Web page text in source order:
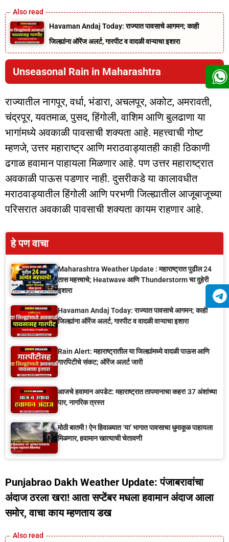
Havaman Andaj Today: राज्यात पावसाचे आगमन; काही
जिल्ह्यांना ऑरेंज अलर्ट, गारपीट व वादळी वाऱ्याचा इशारा
Unseasonal Rain in Maharashtra
राज्यातील नागपूर, वर्धा, भंडारा, अचलपूर, अकोट, अमरावती,
चंद्रपूर, यवतमाळ, पुसद, हिंगोली, वाशिम आणि बुलढाणा या
भागांमध्ये अवकाळी पावसाची शक्यता आहे. महत्त्वाची गोष्ट
म्हणजे, उत्तर महाराष्ट्र आणि मराठवाड्यातही काही ठिकाणी
ढगाळ हवामान पाहायला मिळणार आहे. पण उत्तर महाराष्ट्रात
अवकाळी पाऊस पडणार नाही. दुसरीकडे या कालावधीत
मराठवाड्यातील हिंगोली आणि परभणी जिल्ह्यातील आजूबाजूच्या
परिसरात अवकाळी पावसाची शक्यता कायम राहणार आहे.
हे पण वाचा
Maharashtra Weather Update : महाराष्ट्रात पुढील 24
तास महत्त्वाचे; Heatwave आणि Thunderstorm चा दुहेरी
इशारा
Havaman Andaj Today: राज्यात पावसाचे आगमन; काही
जिल्ह्यांना ऑरेंज अलर्ट, गारपीट व वादळी वाऱ्याचा इशारा
Rain Alert: महाराष्ट्रातील या जिल्ह्यांमध्ये वादळी पाऊस आणि
गारपिटीचे संकट; ऑरेंज अलर्ट जारी
आजचे हवामान अपडेट: महाराष्ट्रात तापमानाचा कहर! 37 अंशांच्या
पार, नागरिक त्रस्त
मोठी बातमी ! ऐन हिवाळ्यात ‘या’ भागात पावसाचा धुमाकूळ पाहायला
मिळणार, हवामान खात्याची चेतावणी
Punjabrao Dakh Weather Update: पंजाबरावांचा
अंदाज ठरला खरा! आता सप्टेंबर मधला हवामान अंदाज आला
समोर, वाचा काय म्हणताय डख